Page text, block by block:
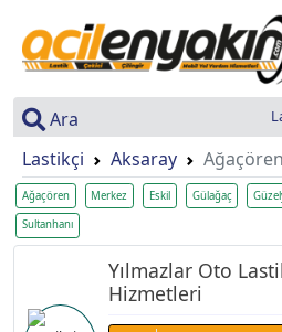
Ara
Lastikçi Aksaray Ağaçören
Ağaçören Merkez Eskil Gülağaç
Sultanhanı
Yılmazlar Oto
Hizmetleri